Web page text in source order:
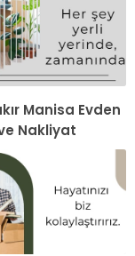
Manisa Evden
Nakliyat